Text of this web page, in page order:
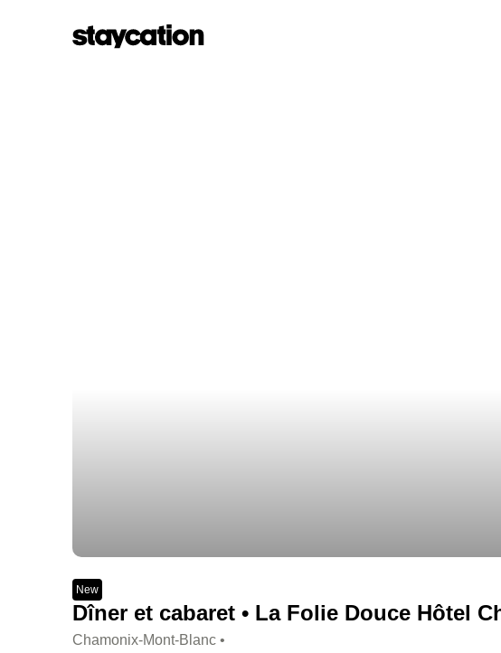
New
Dîner et cabaret • La Folie Douce Hôtel
Chamonix-Mont-Blanc •